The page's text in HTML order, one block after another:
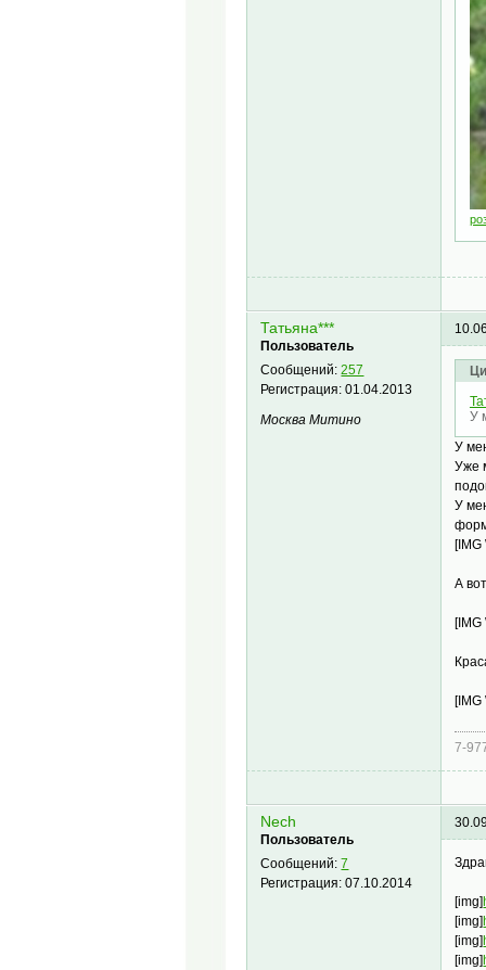
Татьяна***
Пользователь
Сообщений:257
Регистрация:01.04.2013
Москва Митино
У
У
Уже
У
А
7-
Nech
Пользователь
Сообщений:7
Регистрация:07.10.2014
[img]
[img]
[img]
[img]